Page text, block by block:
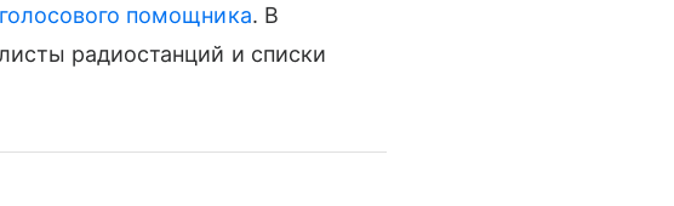
голосового помощника. В
радиостанций и списки